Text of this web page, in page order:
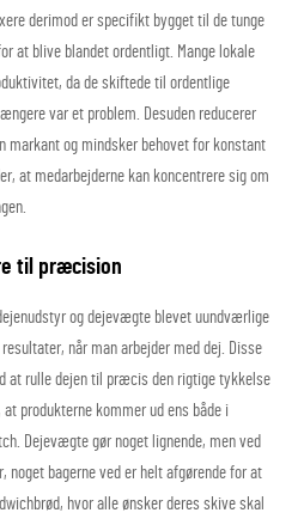
derimod er specifikt bygget til de tunge
at blive blandet ordentligt. Mange lokale
da de skiftede til ordentlige
var et problem. Desuden reducerer
markant og mindsker behovet for konstant
at medarbejderne kan koncentrere sig om
til præcision
og dejevægte blevet uundværlige
når man arbejder med dej. Disse
at rulle dejen til præcis den rigtige tykkelse
produkterne kommer ud ens både i
Dejevægte gør noget lignende, men ved
bagerne ved er helt afgørende for at
hvor alle ønsker deres skive skal